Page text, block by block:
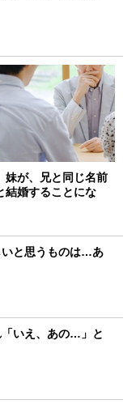
妹が、兄と同じ名前
結婚することにな
いと思うものは…あ
いえ、あの…」と